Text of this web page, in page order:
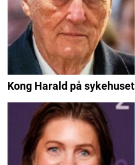
Kong Harald på sykehuset